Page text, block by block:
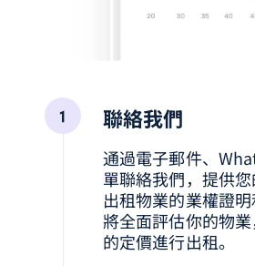
聯絡我們
通過電子郵件、
單聯絡我們，提供您
出租物業的業權證
將全面評估你的物
的定價進行出租。